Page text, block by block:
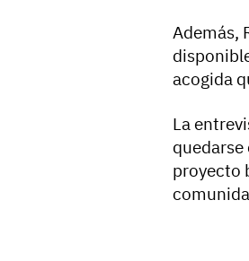
Además,
acogida
La
proyecto